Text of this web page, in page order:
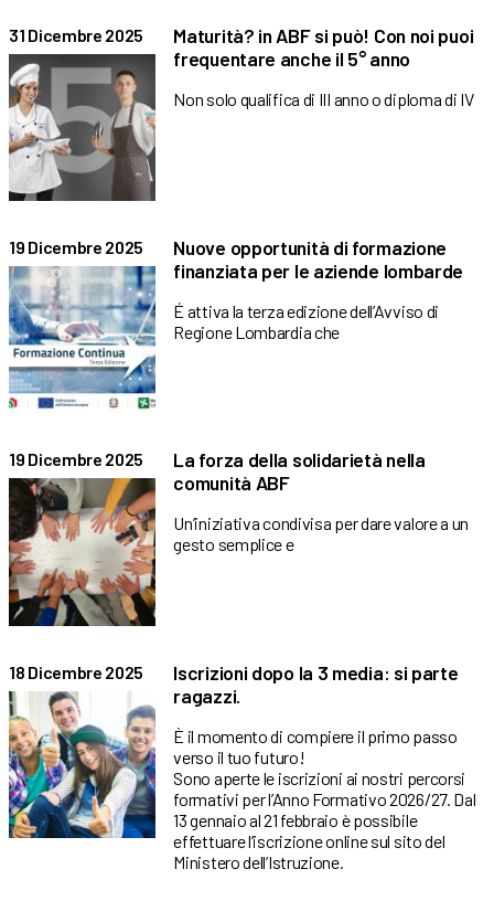
31 Dicembre 2025
Maturità? in ABF si può! Con noi puoi
frequentare anche il 5° anno
Non solo qualifica di III anno o diploma di IV
19 Dicembre 2025
Nuove opportunità di formazione
finanziata per le aziende lombarde
É attiva la terza edizione dell’Avviso di
Regione Lombardia che
19 Dicembre 2025
La forza della solidarietà nella
comunità ABF
Un’iniziativa condivisa per dare valore a un
gesto semplice e
18 Dicembre 2025
Iscrizioni dopo la 3 media: si parte
ragazzi.
È il momento di compiere il primo passo
verso il tuo futuro!
Sono aperte le iscrizioni ai nostri percorsi
formativi per l’Anno Formativo 2026/27. Dal
13 gennaio al 21 febbraio è possibile
effettuare l’iscrizione online sul sito del
Ministero dell’Istruzione.